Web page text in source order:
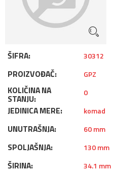
ŠIFRA: 30312
PROIZVOĐAČ: GPZ
KOLIČINA NA
STANJU:
0
JEDINICA MERE: komad
UNUTRAŠNJA: 60 mm
SPOLJAŠNJA: 130 mm
ŠIRINA: 34.1 mm